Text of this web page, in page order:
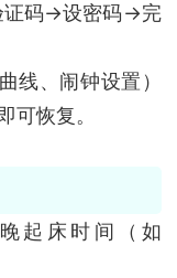
证码→设密码→完
线、闹钟设置）
可恢复。
起床时间（如